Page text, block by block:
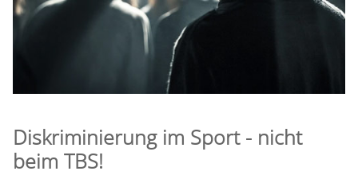
Diskriminierung im Sport - nicht
beim TBS!